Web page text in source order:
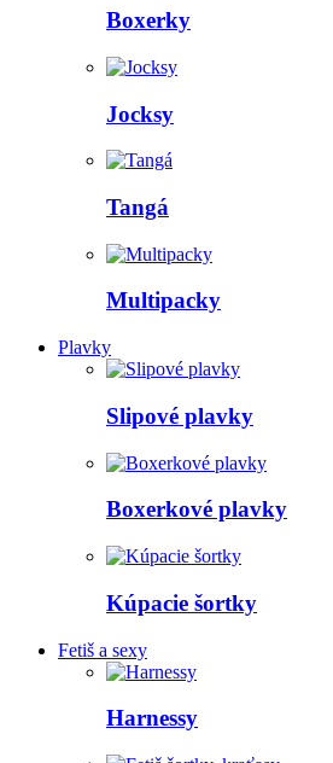
Boxerky
Jocksy
Tangá
Multipacky
Plavky
Slipové plavky
Boxerkové plavky
Kúpacie šortky
Fetiš a sexy
Harnessy